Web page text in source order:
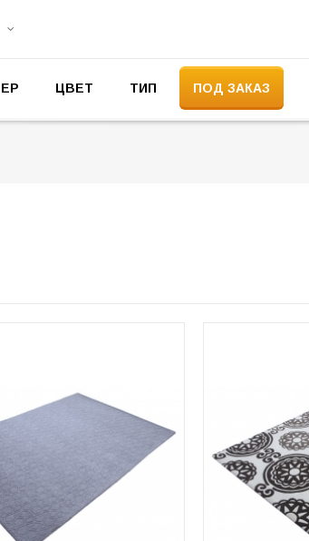
ЦВЕТ ТИП ПОД ЗАКАЗ